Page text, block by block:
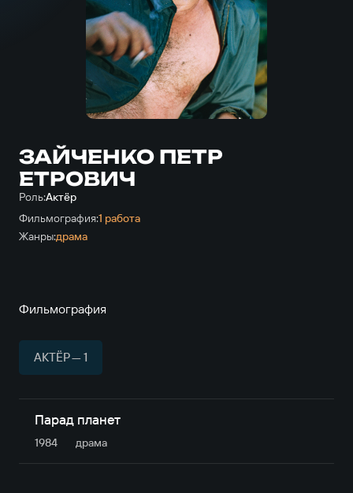
ЗАЙЧЕНКО ПЕТР
ЕТРОВИЧ
Роль:Актёр
Фильмография:1 работа
Жанры:драма
Фильмография
АКТЁР — 1
Парад планет
1984 драма